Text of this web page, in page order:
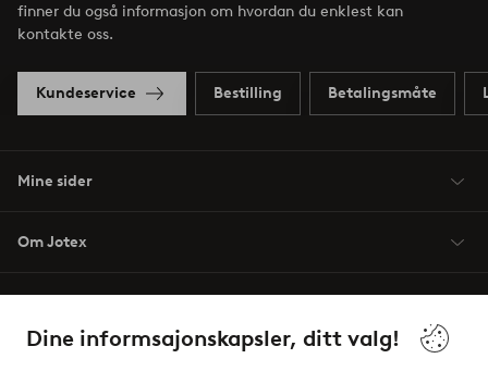
Dine informsajonskapsler, ditt valg!
finner du også informasjon om hvordan du enklest kan
kontakte oss.
Kundeservice Bestilling Betalingsmåte
Mine sider
Om Jotex